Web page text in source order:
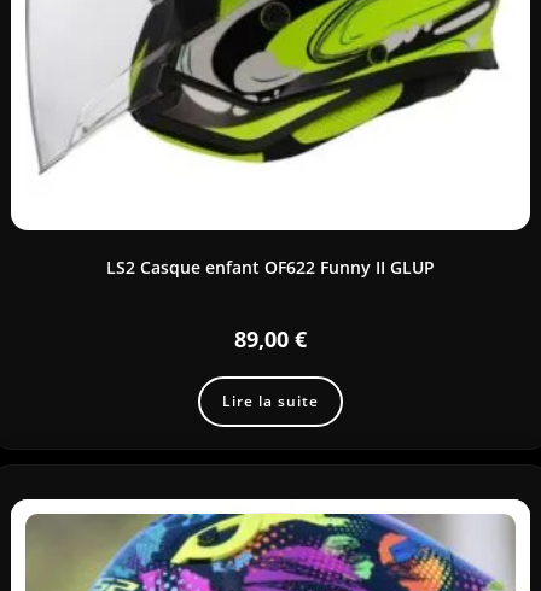
LS2 Casque enfant OF622 Funny II GLUP
89,00 €
Lire la suite